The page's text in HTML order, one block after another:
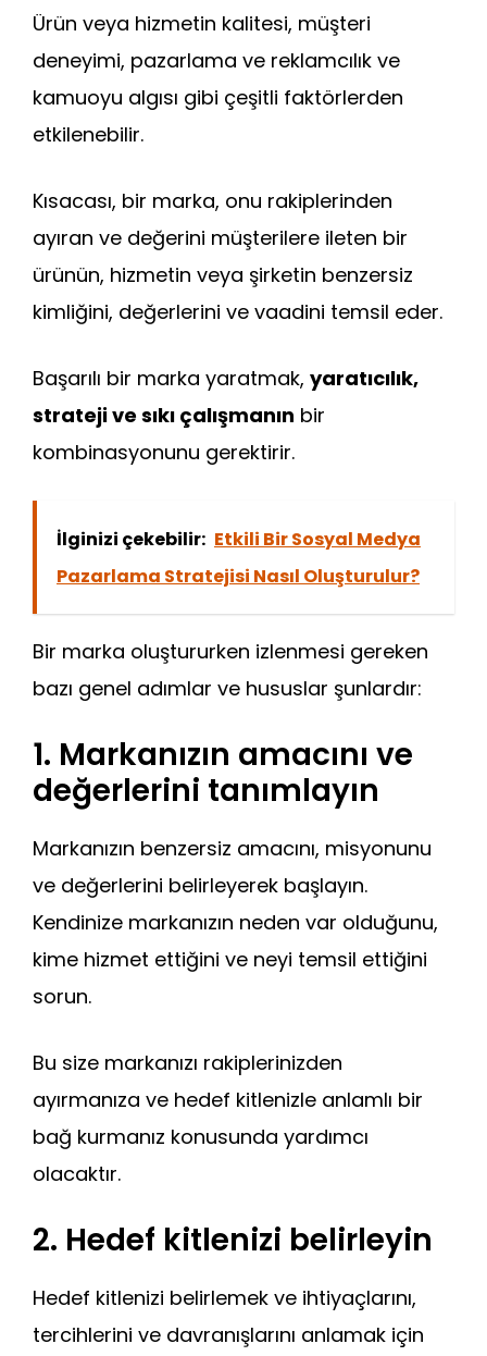
Ürün veya hizmetin kalitesi, müşteri
deneyimi, pazarlama ve reklamcılık ve
kamuoyu algısı gibi çeşitli faktörlerden
etkilenebilir.
Kısacası, bir marka, onu rakiplerinden
ayıran ve değerini müşterilere ileten bir
ürünün, hizmetin veya şirketin benzersiz
kimliğini, değerlerini ve vaadini temsil eder.
Başarılı bir marka yaratmak, yaratıcılık,
strateji ve sıkı çalışmanın bir
kombinasyonunu gerektirir.
İlginizi çekebilir: Etkili Bir Sosyal Medya
Pazarlama Stratejisi Nasıl Oluşturulur?
Bir marka oluştururken izlenmesi gereken
bazı genel adımlar ve hususlar şunlardır:
1. Markanızın amacını ve
değerlerini tanımlayın
Markanızın benzersiz amacını, misyonunu
ve değerlerini belirleyerek başlayın.
Kendinize markanızın neden var olduğunu,
kime hizmet ettiğini ve neyi temsil ettiğini
sorun.
Bu size markanızı rakiplerinizden
ayırmanıza ve hedef kitlenizle anlamlı bir
bağ kurmanız konusunda yardımcı
olacaktır.
2. Hedef kitlenizi belirleyin
Hedef kitlenizi belirlemek ve ihtiyaçlarını,
tercihlerini ve davranışlarını anlamak için